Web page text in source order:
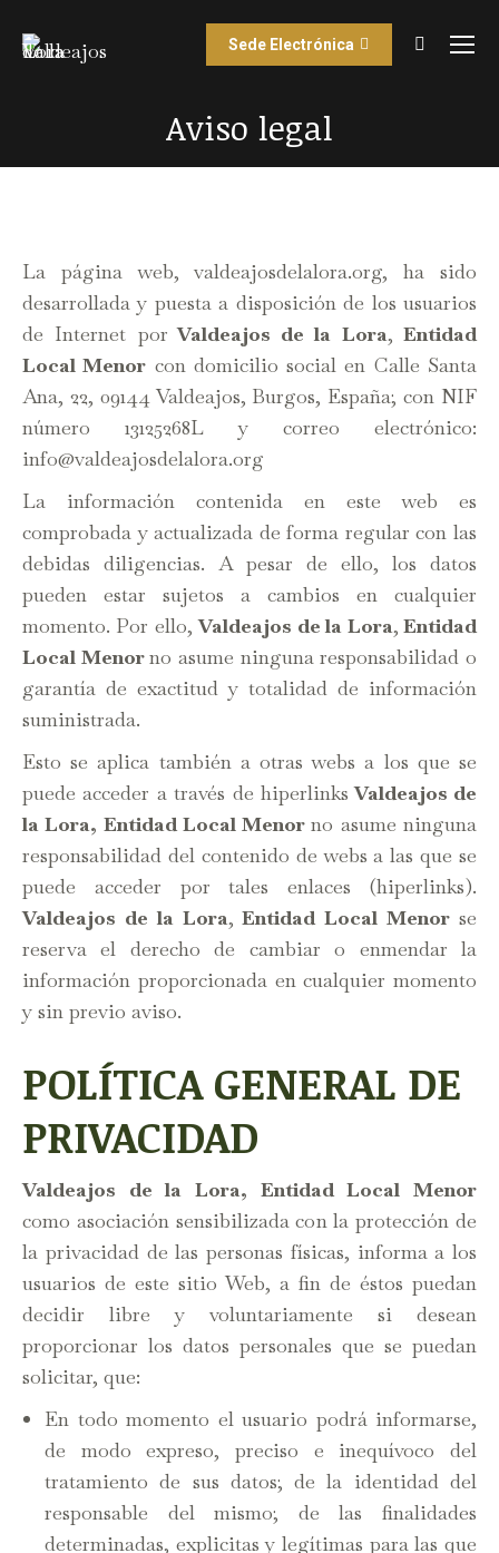
Sede Electrónica Buscar:
Aviso legal
Estás aquí:
La página web, valdeajosdelalora.org, ha sido
desarrollada y puesta a disposición de los usuarios
de Internet por Valdeajos de la Lora, Entidad
Local Menor con domicilio social en Calle Santa
Ana, 22, 09144 Valdeajos, Burgos, España; con NIF
número 13125268L y correo electrónico:
info@valdeajosdelalora.org
La información contenida en este web es
comprobada y actualizada de forma regular con las
debidas diligencias. A pesar de ello, los datos
pueden estar sujetos a cambios en cualquier
momento. Por ello,Valdeajos de la Lora, Entidad
Local Menor no asume ninguna responsabilidad o
garantía de exactitud y totalidad de información
suministrada.
Esto se aplica también a otras webs a los que se
puede acceder a través de hiperlinks Valdeajos de
la Lora, Entidad Local Menorno asume ninguna
responsabilidad del contenido de webs a las que se
puede acceder por tales enlaces (hiperlinks).
Valdeajos de la Lora, Entidad Local Menor se
reserva el derecho de cambiar o enmendar la
información proporcionada en cualquier momento
y sin previo aviso.
POLÍTICA GENERAL DE
PRIVACIDAD
Valdeajos de la Lora, Entidad Local Menor
como asociación sensibilizada con la protección de
la privacidad de las personas físicas, informa a los
usuarios de este sitio Web, a fin de éstos puedan
decidir libre y voluntariamente si desean
proporcionar los datos personales que se puedan
solicitar, que:
En todo momento el usuario podrá informarse,
de modo expreso, preciso e inequívoco del
tratamiento de sus datos; de la identidad del
responsable del mismo; de las finalidades
determinadas, explicitas y legítimas para las que